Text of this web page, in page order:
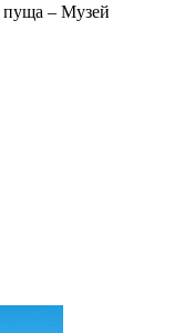
пуща – Музей